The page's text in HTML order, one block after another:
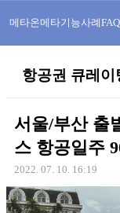
메타온메타기능사례FAQ
항공권 큐레이
서울/부산 출
스 항공일주
2022. 07. 10. 16:19